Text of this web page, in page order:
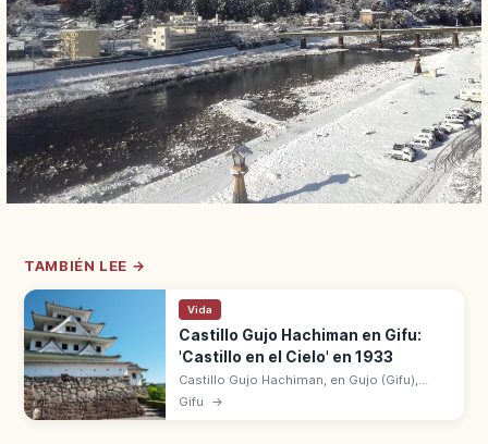
TAMBIÉN LEE →
Vida
Castillo Gujo Hachiman en Gifu:
'Castillo en el Cielo' en 1933
Castillo Gujo Hachiman, en Gujo (Gifu),
tiene un tenshu de madera reconstruido en
Gifu →